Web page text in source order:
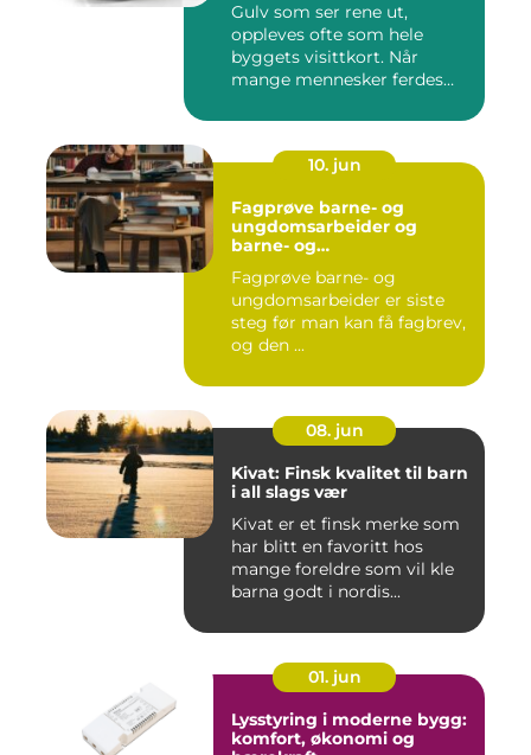
Gulv som ser rene ut,
oppleves ofte som hele
byggets visittkort. Når
mange mennesker ferdes
10. jun
Fagprøve barne- og
ungdomsarbeider og
barne- og
– veien til fagbrev
Fagprøve barne- og
ungdomsarbeider er siste
steg før man kan få fagbrev,
og den ...
08. jun
Kivat: Finsk kvalitet til barn
i all slags vær
Kivat er et finsk merke som
har blitt en favoritt hos
mange foreldre som vil kle
barna godt i nordis...
01. jun
Lysstyring i moderne bygg:
komfort, økonomi og